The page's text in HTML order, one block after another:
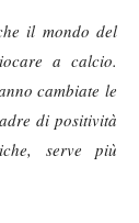
il mondo del
a calcio.
cambiate le
di positività
serve più